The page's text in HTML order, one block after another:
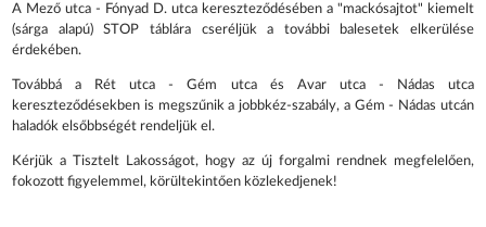
A Mező utca - Fónyad D. utca kereszteződésében a "mackósajtot" kiemelt
(sárga alapú) STOP táblára cseréljük a további balesetek elkerülése
érdekében.
Továbbá a Rét utca - Gém utca és Avar utca - Nádas utca
kereszteződésekben is megszűnik a jobbkéz-szabály, a Gém - Nádas utcán
haladók elsőbbségét rendeljük el.
Kérjük a Tisztelt Lakosságot, hogy az új forgalmi rendnek megfelelően,
fokozott figyelemmel, körültekintően közlekedjenek!